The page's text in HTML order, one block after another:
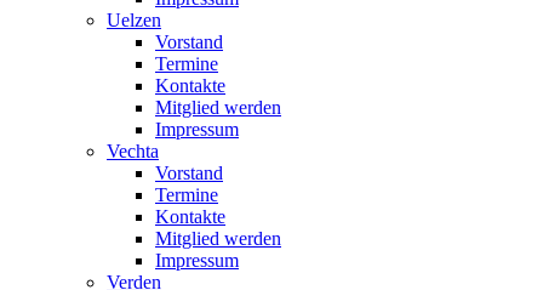
Uelzen
Vorstand
Termine
Kontakte
Mitglied werden
Impressum
Vechta
Vorstand
Termine
Kontakte
Mitglied werden
Impressum
Verden